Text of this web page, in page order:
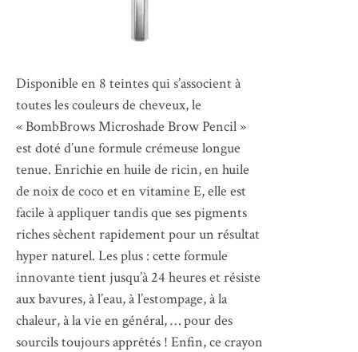
Disponible en 8 teintes qui s’associent à
toutes les couleurs de cheveux, le
« BombBrows Microshade Brow Pencil »
est doté d’une formule crémeuse longue
tenue. Enrichie en huile de ricin, en huile
de noix de coco et en vitamine E, elle est
facile à appliquer tandis que ses pigments
riches sèchent rapidement pour un résultat
hyper naturel. Les plus : cette formule
innovante tient jusqu’à 24 heures et résiste
aux bavures, à l’eau, à l’estompage, à la
chaleur, à la vie en général, … pour des
sourcils toujours apprêtés ! Enfin, ce crayon